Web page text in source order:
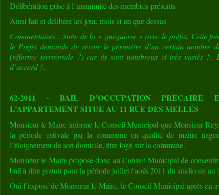
Délibération prise à l’unanimité des membres présents
Ainsi fait et délibéré les jour, mois et an que dessus
Commentaires : Suite de la « guéguerre » avec le préfet. Cette
le Préfet demande de revoir le périmètre d’un certain nombre
(réforme territoriale ?) car ils sont nombreux et très variés !..
d’accord !..
62-2011 - BAIL D’OCCUPATION PRECAIRE
L’APPARTEMENT SITUE AU 11 RUE DES MELLES
Monsieur le Maire informe le Conseil Municipal que Monsieur
la période estivale par la commune en qualité de maitre
l’éloignement de son domicile, être logé sur la commune.
Monsieur le Maire propose donc au Conseil Municipal de
bail à titre gratuit pour la période juillet / août 2011 du studio sis au
Ouï l’exposé de Monsieur le Maire, le Conseil Municipal après en